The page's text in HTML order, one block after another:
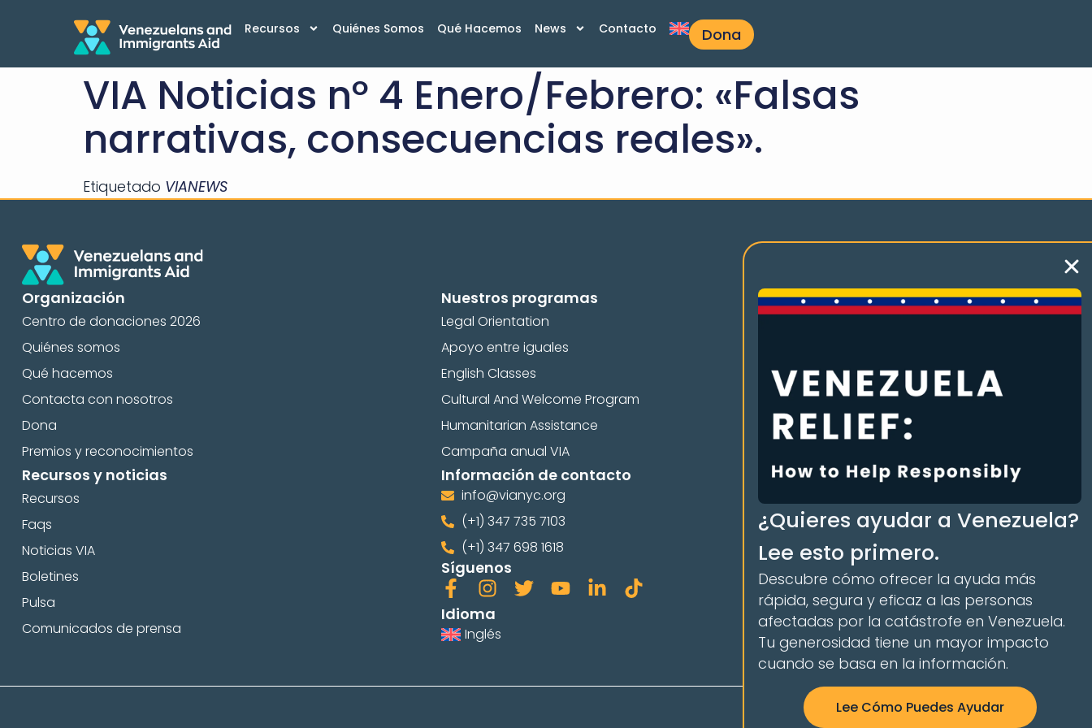
Recursos Quiénes Somos Qué Hacemos News Contacto Dona
VIA Noticias nº 4 Enero/Febrero: «Falsas
narrativas, consecuencias reales».
Etiquetado VIANEWS
Organización
Centro de donaciones 2026
Quiénes somos
Qué hacemos
Contacta con nosotros
Dona
Premios y reconocimientos
Nuestros programas
Legal Orientation
Apoyo entre iguales
English Classes
Cultural And Welcome Program
Humanitarian Assistance
Campaña anual VIA
Recursos y noticias
Recursos
Faqs
Noticias VIA
Boletines
Pulsa
Comunicados de prensa
Información de contacto
info@vianyc.org
(+1) 347 735 7103
(+1) 347 698 1618
Síguenos
Idioma
Inglés
¿Quieres ayudar a Venezuela?
Lee esto primero.
Descubre cómo ofrecer la ayuda más
rápida, segura y eficaz a las personas
afectadas por la catástrofe en Venezuela.
Tu generosidad tiene un mayor impacto
cuando se basa en la información.
Lee Cómo Puedes Ayudar